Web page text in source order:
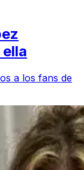
a los fans de